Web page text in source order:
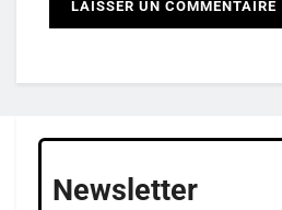
Newsletter